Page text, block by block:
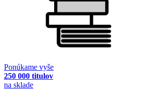
Ponúkame vyše
250 000 titulov
na sklade